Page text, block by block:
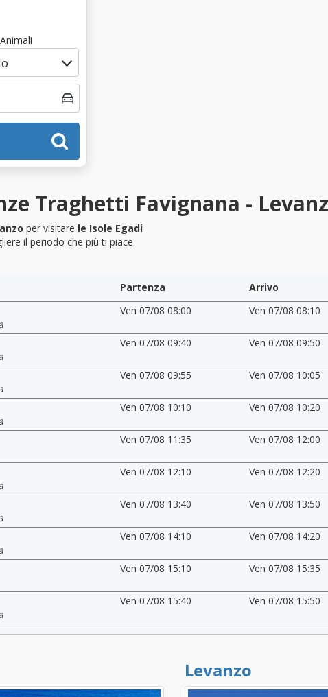
Animali
Traghetti Favignana -
per visitare le Isole Egadi
il periodo che più ti piace.
Partenza Arrivo
Ven 07/08 08:00 Ven 07/08 08:10
Ven 07/08 09:40 Ven 07/08 09:50
Ven 07/08 09:55 Ven 07/08 10:05
Ven 07/08 10:10 Ven 07/08 10:20
Ven 07/08 11:35 Ven 07/08 12:00
Ven 07/08 12:10 Ven 07/08 12:20
Ven 07/08 13:40 Ven 07/08 13:50
Ven 07/08 14:10 Ven 07/08 14:20
Ven 07/08 15:10 Ven 07/08 15:35
Ven 07/08 15:40 Ven 07/08 15:50
Levanzo